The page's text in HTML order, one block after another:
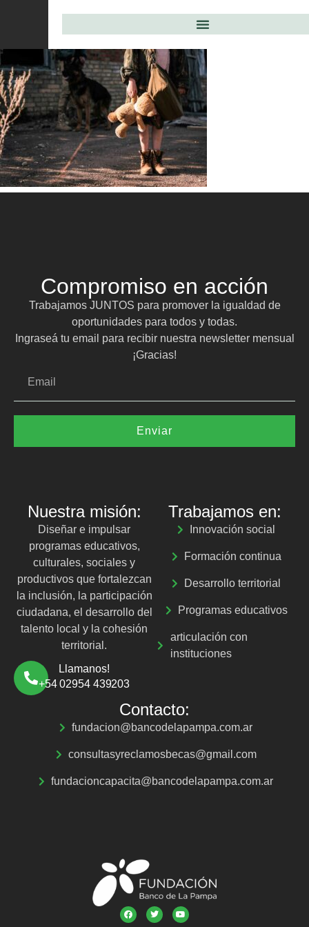
Compromiso en acción
Trabajamos JUNTOS para promover la igualdad de
oportunidades para todos y todas.
Ingraseá tu email para recibir nuestra newsletter mensual
¡Gracias!
Enviar
Nuestra misión:
Diseñar e impulsar
programas educativos,
culturales, sociales y
productivos que fortalezcan
la inclusión, la participación
ciudadana, el desarrollo del
talento local y la cohesión
territorial.
Llamanos!
+54 02954 439203
Trabajamos en:
Innovación social
Formación continua
Desarrollo territorial
Programas educativos
articulación con
instituciones
Contacto:
fundacion@bancodelapampa.com.ar
consultasyreclamosbecas@gmail.com
fundacioncapacita@bancodelapampa.com.ar